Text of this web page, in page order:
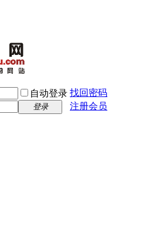
自动登录 找回密码
登录 注册会员